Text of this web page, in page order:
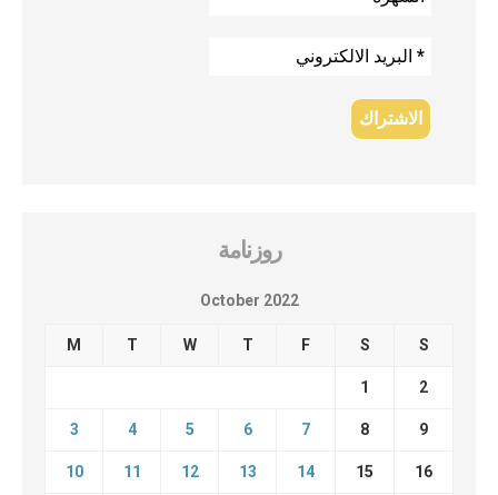
روزنامة
October 2022
M T W T F S S
1 2
3 4 5 6 7 8 9
10 11 12 13 14 15 16